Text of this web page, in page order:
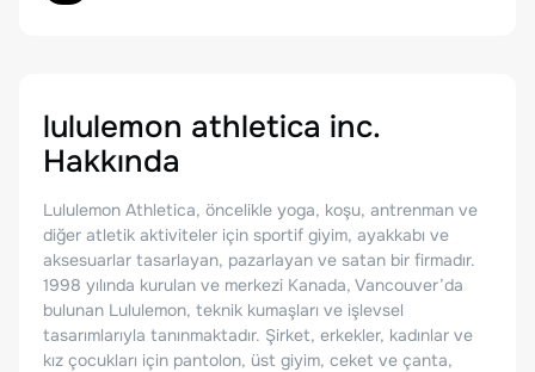
lululemon athletica inc.
Hakkında
Lululemon Athletica, öncelikle yoga, koşu, antrenman ve
diğer atletik aktiviteler için sportif giyim, ayakkabı ve
aksesuarlar tasarlayan, pazarlayan ve satan bir firmadır.
1998 yılında kurulan ve merkezi Kanada, Vancouver’da
bulunan Lululemon, teknik kumaşları ve işlevsel
tasarımlarıyla tanınmaktadır. Şirket, erkekler, kadınlar ve
kız çocukları için pantolon, üst giyim, ceket ve çanta,